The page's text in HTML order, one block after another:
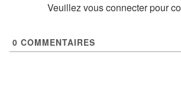
Veuillez vous connecter pour
0 COMMENTAIRES